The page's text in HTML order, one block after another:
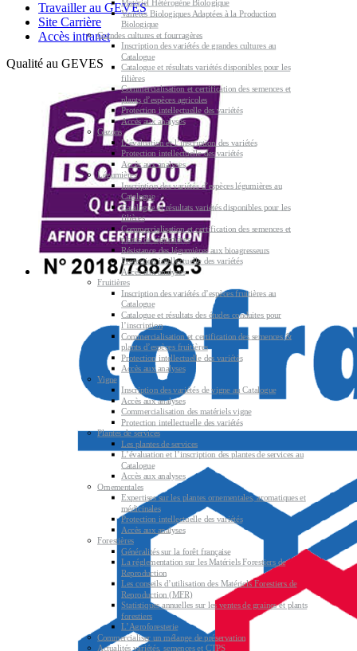
Travailler au GEVES
Site Carrière
Accès intranet
Qualité au GEVES
Matériel Hétérogène Biologique
Variétés Biologiques Adaptées à la Production
Biologique
Grandes cultures et fourragères
Inscription des variétés de grandes cultures au
Catalogue
Catalogue et résultats variétés disponibles pour les
filières
Commercialisation et certification des semences et
plants d’espèces agricoles
Protection intellectuelle des variétés
Accès aux analyses
Gazons
L’évaluation et l’inscription des variétés
Protection intellectuelle des variétés
Accès aux analyses
Légumières
Inscription des variétés d’espèces légumières au
Catalogue
Catalogue et résultats variétés disponibles pour les
filières
Commercialisation et certification des semences et
plants de légumières
Résistance des légumières aux bioagresseurs
Protection intellectuelle des variétés
Accès aux analyses
Fruitières
Inscription des variétés d’espèces fruitières au
Catalogue
Catalogue et résultats des études conduites pour
l’inscription
Commercialisation et certification des semences &
plants d’espèces fruitières
Protection intellectuelle des variétés
Accès aux analyses
Vigne
Inscription des variétés de vigne au Catalogue
Accès aux analyses
Commercialisation des matériels vigne
Protection intellectuelle des variétés
Plantes de services
Les plantes de services
L’évaluation et l’inscription des plantes de services au
Catalogue
Accès aux analyses
Ornementales
Expertises sur les plantes ornementales, aromatiques et
médicinales
Protection intellectuelle des variétés
Accès aux analyses
Forestières
Généralités sur la forêt française
La réglementation sur les Matériels Forestiers de
Reproduction
Les conseils d’utilisation des Matériels Forestiers de
Reproduction (MFR)
Statistiques annuelles sur les ventes de graines et plants
forestiers
L’Agroforesterie
Commercialiser un mélange de préservation
Actualités variétés, semences et CTPS